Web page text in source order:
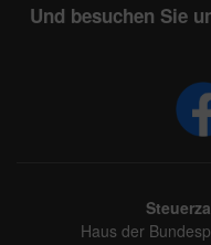
Und besuchen Sie
Haus der